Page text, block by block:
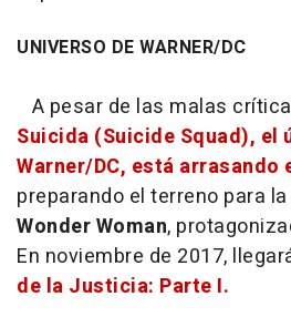
UNIVERSO DE WARNER/DC
A pesar de las malas
Suicida (Suicide Squad), el
Warner/DC, está arrasando
preparando el terreno para
Wonder Woman,
En noviembre de 2017,
de la Justicia: Parte I.